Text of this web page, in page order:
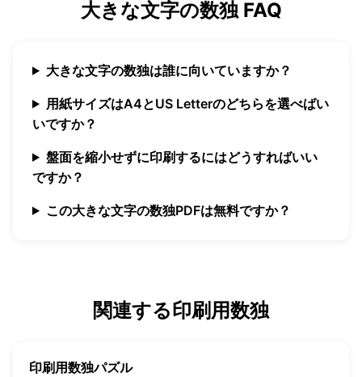
大きな文字の数独 FAQ
大きな文字の数独は誰に向いていますか？
用紙サイズはA4とUS Letterのどちらを選べばい
いですか？
盤面を縮小せずに印刷するにはどうすればいい
ですか？
この大きな文字の数独PDFは無料ですか？
関連する印刷用数独
印刷用数独パズル